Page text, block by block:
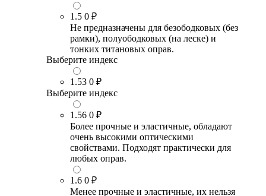
1.5 0 ₽
Не предназначены для безободковых (без
рамки), полуободковых (на леске) и
тонких титановых оправ.
Выберите индекс
1.53 0 ₽
Выберите индекс
1.56 0 ₽
Более прочные и эластичные, обладают
очень высокими оптическими
свойствами. Подходят практически для
любых оправ.
1.6 0 ₽
Менее прочные и эластичные, их нельзя